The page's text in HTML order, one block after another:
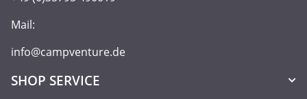
Mail:
info@campventure.de
SHOP SERVICE